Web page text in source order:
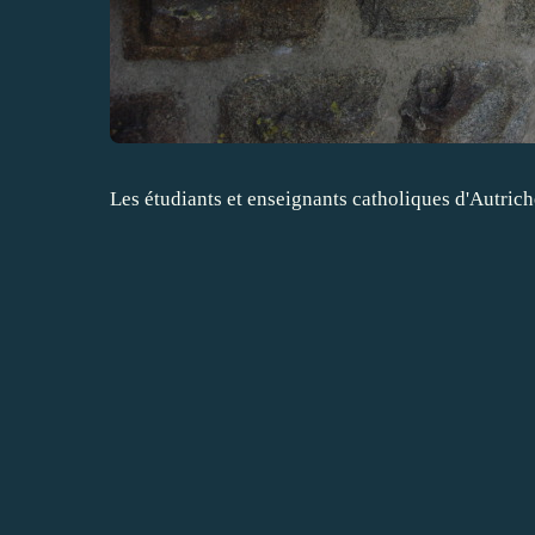
Les étudiants et enseignants catholiques